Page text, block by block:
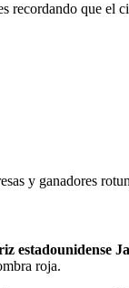
recordando que el
y ganadores
estadounidense
roja.